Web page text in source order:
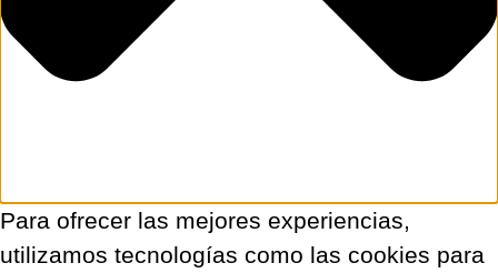
Para ofrecer las mejores experiencias,
utilizamos tecnologías como las cookies para